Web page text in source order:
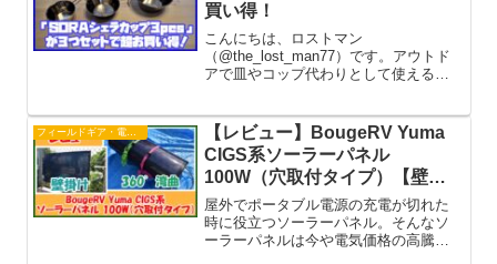
買い得！
こんにちは、ロストマン
（@the_lost_man77）です。アウトド
アで皿やコップ代わりとして使えるシ
市場に出回っていて、素材や価格、目
盛りの配分まで多種多様です。そんな...
フィールドギア・電子機器
【レビュー】BougeRV Yuma
CIGS系ソーラーパネル
100W（穴取付タイプ）【壁掛
け＆360°湾曲】
屋外でポータブル電源の充電が切れた
時に役立つソーラーパネル。そんなソ
ーラーパネルは今や電気価格の高騰に